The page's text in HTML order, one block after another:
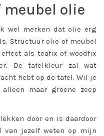
olie
wel merken dat olie erg
Structuur olie of meubel
als teafix of woodfix
De tafelkleur zal wat
hebt op de tafel. Wil je
maar groene zeep
door en is daardoor
jezelf weten op mijn